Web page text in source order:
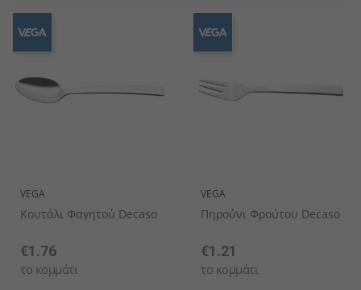
VEGA
Κουτάλι Φαγητού Decaso
€1.76
το κομμάτι
VEGA
Πηρούνι Φρούτου Decaso
€1.21
το κομμάτι